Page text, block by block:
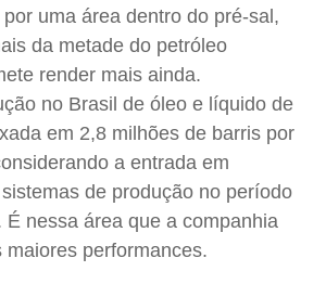
uma área dentro do pré-sal,
da metade do petróleo
render mais ainda.
no Brasil de óleo e líquido de
em 2,8 milhões de barris por
a entrada em
de produção no período
É nessa área que a companhia
maiores performances.